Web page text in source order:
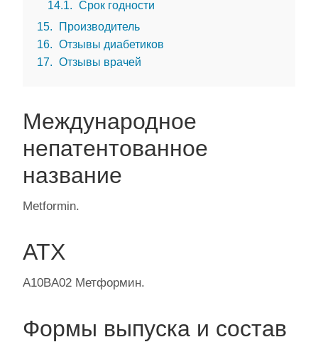
14.1
Срок годности
15
Производитель
16
Отзывы диабетиков
17
Отзывы врачей
Международное
непатентованное
название
Metformin.
АТХ
A10BA02 Метформин.
Формы выпуска и состав